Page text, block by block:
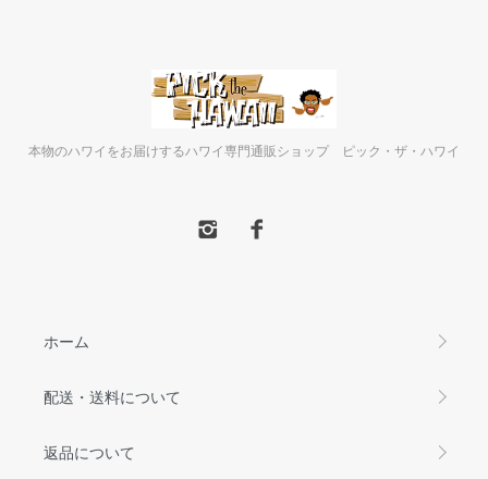
本物のハワイをお届けするハワイ専門通販ショップ ピック・ザ・ハワイ
ホーム
配送・送料について
返品について